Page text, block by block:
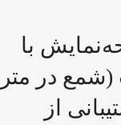
با
۱۲۰۰ نیت (شمع در متر
از